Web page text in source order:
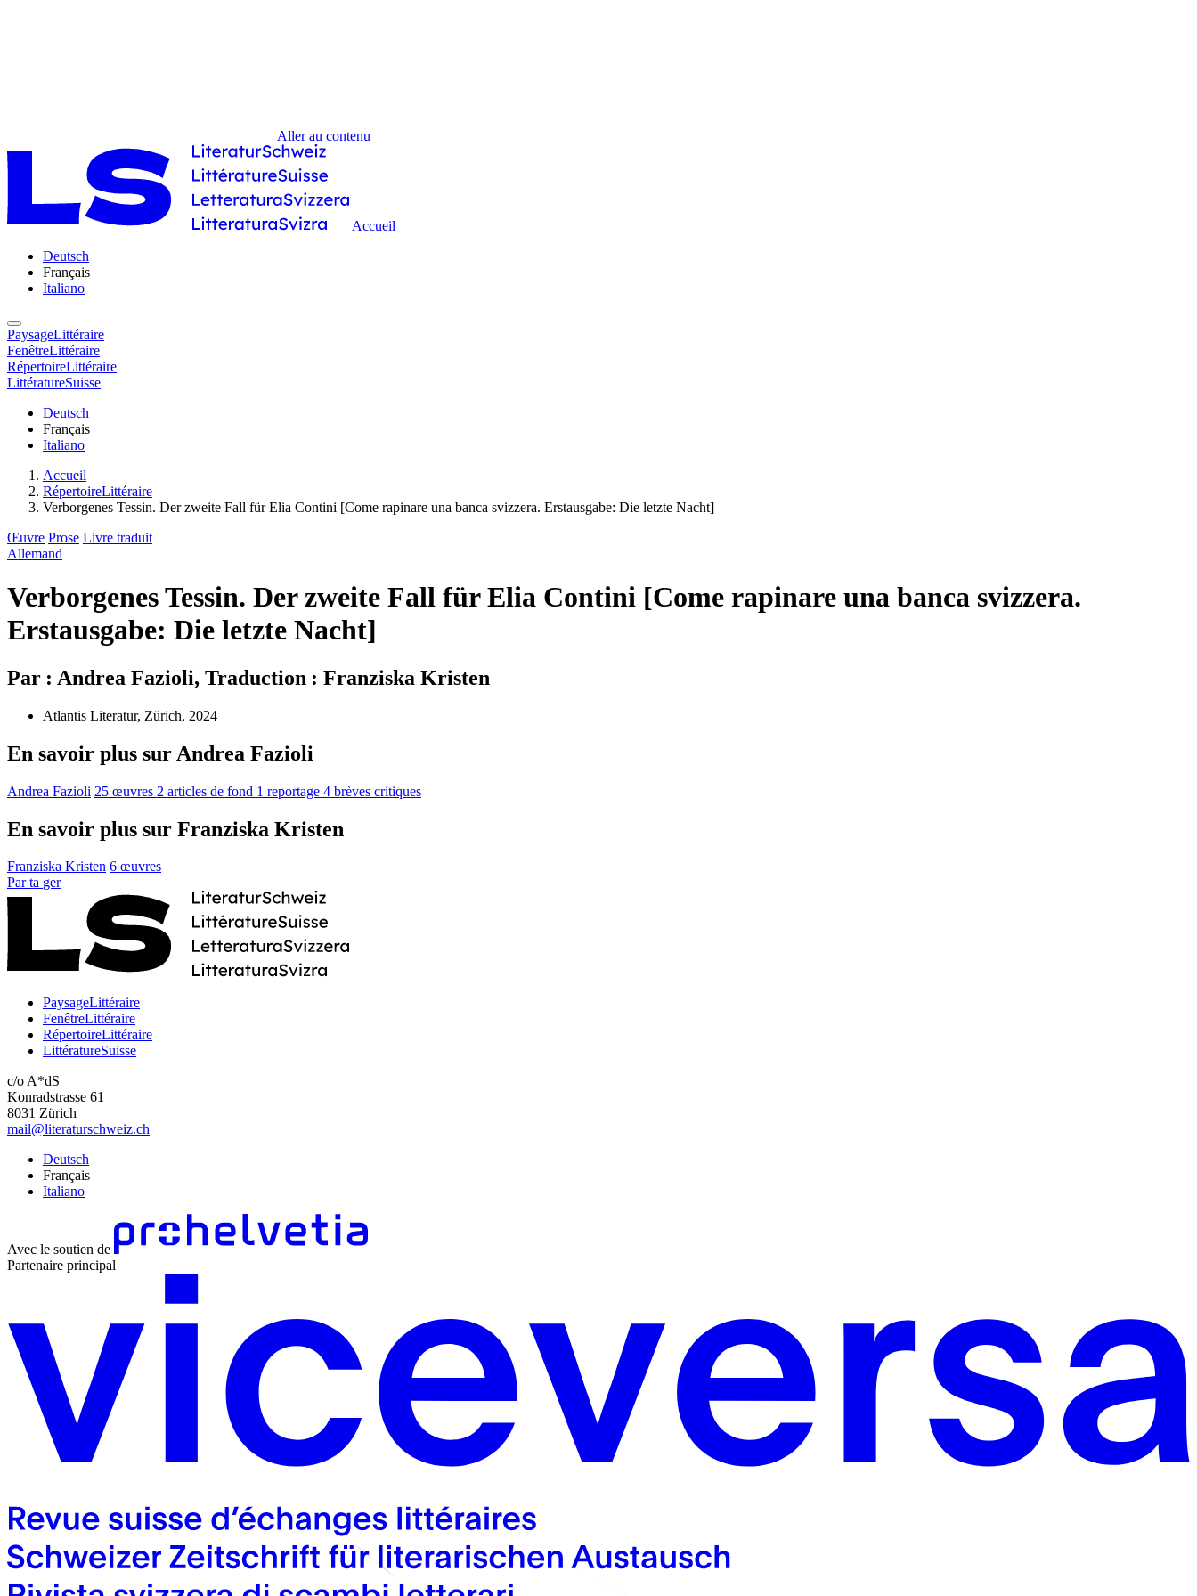
Aller au contenu
Accueil
Deutsch
Français
Italiano
PaysageLittéraire
FenêtreLittéraire
RépertoireLittéraire
LittératureSuisse
Deutsch
Français
Italiano
Accueil
RépertoireLittéraire
Verborgenes Tessin. Der zweite Fall für Elia Contini [Come rapinare una banca svizzera. Erstausgabe: Die letzte Nacht]
Œuvre Prose Livre traduit
Allemand
Verborgenes Tessin. Der zweite Fall für Elia Contini [Come rapinare una banca svizzera.
Erstausgabe: Die letzte Nacht]
Par : Andrea Fazioli, Traduction : Franziska Kristen
Atlantis Literatur, Zürich, 2024
En savoir plus sur Andrea Fazioli
Andrea Fazioli 25 œuvres 2 articles de fond 1 reportage 4 brèves critiques
En savoir plus sur Franziska Kristen
Franziska Kristen 6 œuvres
Par ta ger
PaysageLittéraire
FenêtreLittéraire
RépertoireLittéraire
LittératureSuisse
c/o A*dS
Konradstrasse 61
8031 Zürich
mail@literaturschweiz.ch
Deutsch
Français
Italiano
Avec le soutien de
Partenaire principal